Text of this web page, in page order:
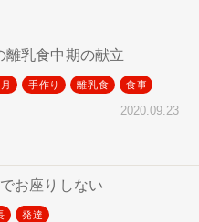
離乳食中期の献立
手作り 離乳食 食事
2020.09.23
お座りしない
発達